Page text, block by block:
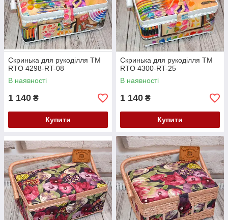
Скринька для рукоділля ТМ
RTO 4298-RT-08
В наявності
1 140 ₴
Купити
Скринька для рукоділля ТМ
RTO 4300-RT-25
В наявності
1 140 ₴
Купити